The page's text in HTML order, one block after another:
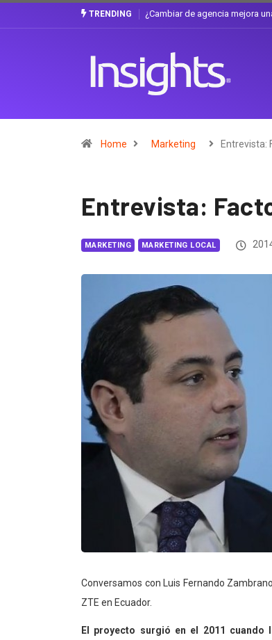
TRENDING
La discusión que atraviesa a EcuadorGabriela Herrera y el arte de
Home Marketing Entrevista:
Entrevista:
MARKETING MARKETING LOCAL
Conversamos con Luis Fernando
ZTE en Ecuador.
El proyecto surgió en el 2011